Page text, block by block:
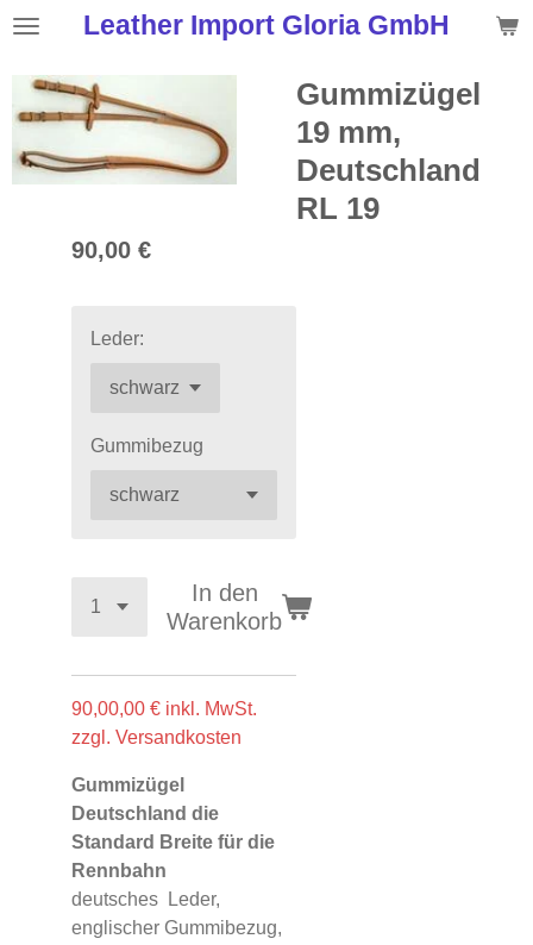
Zum
springen
Leather Import Gloria GmbH
Gummizügel
19 mm,
Deutschland
RL 19
90,00 €
Leder:
Gummibezug
In den
Warenkorb
90,00,00 € inkl. MwSt.
zzgl. Versandkosten
Gummizügel
Deutschland die
Standard Breite für die
Rennbahn
deutsches Leder,
englischer Gummibezug,